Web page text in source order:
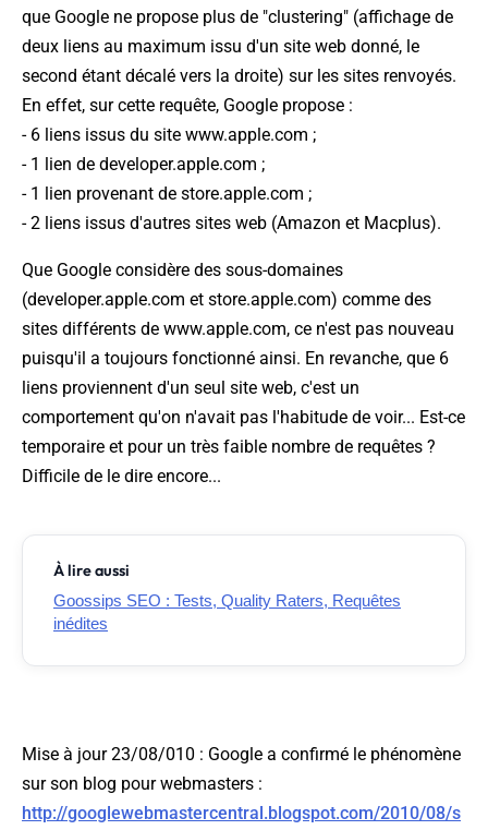
que Google ne propose plus de "clustering" (affichage de
deux liens au maximum issu d'un site web donné, le
second étant décalé vers la droite) sur les sites renvoyés.
En effet, sur cette requête, Google propose :
- 6 liens issus du site www.apple.com ;
- 1 lien de developer.apple.com ;
- 1 lien provenant de store.apple.com ;
- 2 liens issus d'autres sites web (Amazon et Macplus).
Que Google considère des sous-domaines
(developer.apple.com et store.apple.com) comme des
sites différents de www.apple.com, ce n'est pas nouveau
puisqu'il a toujours fonctionné ainsi. En revanche, que 6
liens proviennent d'un seul site web, c'est un
comportement qu'on n'avait pas l'habitude de voir... Est-ce
temporaire et pour un très faible nombre de requêtes ?
Difficile de le dire encore...
À lire aussi
Goossips SEO : Tests, Quality Raters, Requêtes
inédites
Mise à jour 23/08/010 : Google a confirmé le phénomène
sur son blog pour webmasters :
http://googlewebmastercentral.blogspot.com/2010/08/s